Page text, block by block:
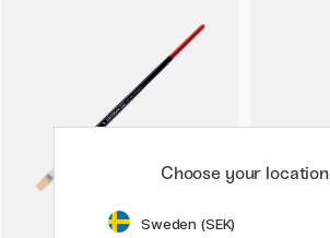
Choose your location
Sweden (SEK)